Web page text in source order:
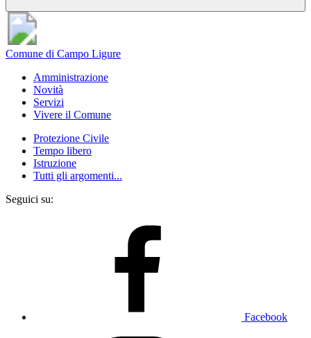
Comune di Campo Ligure
Amministrazione
Novità
Servizi
Vivere il Comune
Protezione Civile
Tempo libero
Istruzione
Tutti gli argomenti...
Seguici su:
Facebook